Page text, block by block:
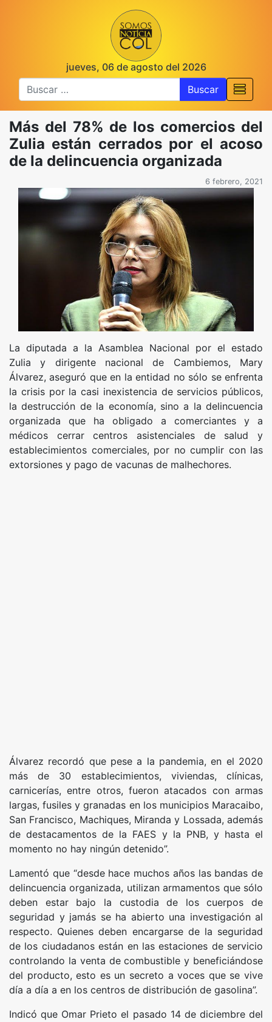
jueves, 06 de agosto del 2026
Buscar
Más del 78% de los comercios del
Zulia están cerrados por el acoso
de la delincuencia organizada
6 febrero, 2021
La diputada a la Asamblea Nacional por el estado
Zulia y dirigente nacional de Cambiemos, Mary
Álvarez, aseguró que en la entidad no sólo se enfrenta
la crisis por la casi inexistencia de servicios públicos,
la destrucción de la economía, sino a la delincuencia
organizada que ha obligado a comerciantes y a
médicos cerrar centros asistenciales de salud y
establecimientos comerciales, por no cumplir con las
extorsiones y pago de vacunas de malhechores.
Álvarez recordó que pese a la pandemia, en el 2020
más de 30 establecimientos, viviendas, clínicas,
carnicerías, entre otros, fueron atacados con armas
largas, fusiles y granadas en los municipios Maracaibo,
San Francisco, Machiques, Miranda y Lossada, además
de destacamentos de la FAES y la PNB, y hasta el
momento no hay ningún detenido”.
Lamentó que “desde hace muchos años las bandas de
delincuencia organizada, utilizan armamentos que sólo
deben estar bajo la custodia de los cuerpos de
seguridad y jamás se ha abierto una investigación al
respecto. Quienes deben encargarse de la seguridad
de los ciudadanos están en las estaciones de servicio
controlando la venta de combustible y beneficiándose
del producto, esto es un secreto a voces que se vive
día a día a en los centros de distribución de gasolina”.
Indicó que Omar Prieto el pasado 14 de diciembre del